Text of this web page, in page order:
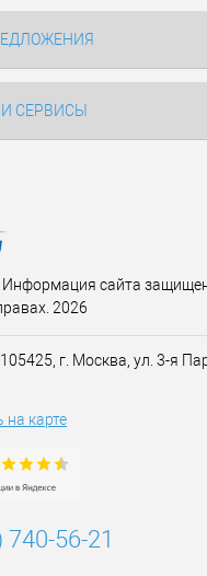
СЕРВИСЫ
Информация сайта
2026
г. Москва, ул. 3-я
на карте
740-56-21